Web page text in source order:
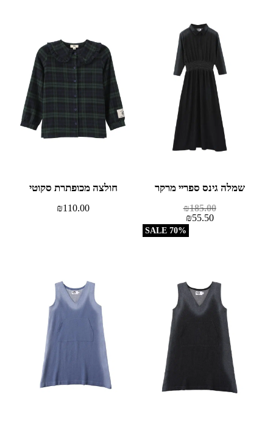
70% SALE
שמלה גינס ספריי מרקר
₪185.00
₪55.50
חולצה מכופתרת סקוטי
₪110.00